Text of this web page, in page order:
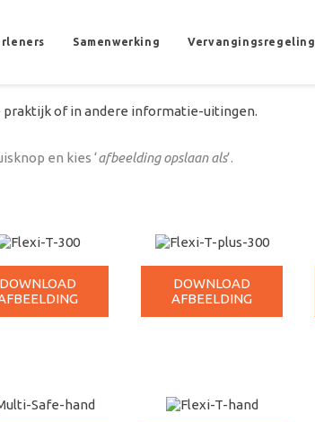
Samenwerking Vervangingsregeling
praktijk of in andere informatie-uitingen.
en kies ‘afbeelding opslaan als‘.
DOWNLOAD
DOWNLOAD
AFBEELDING